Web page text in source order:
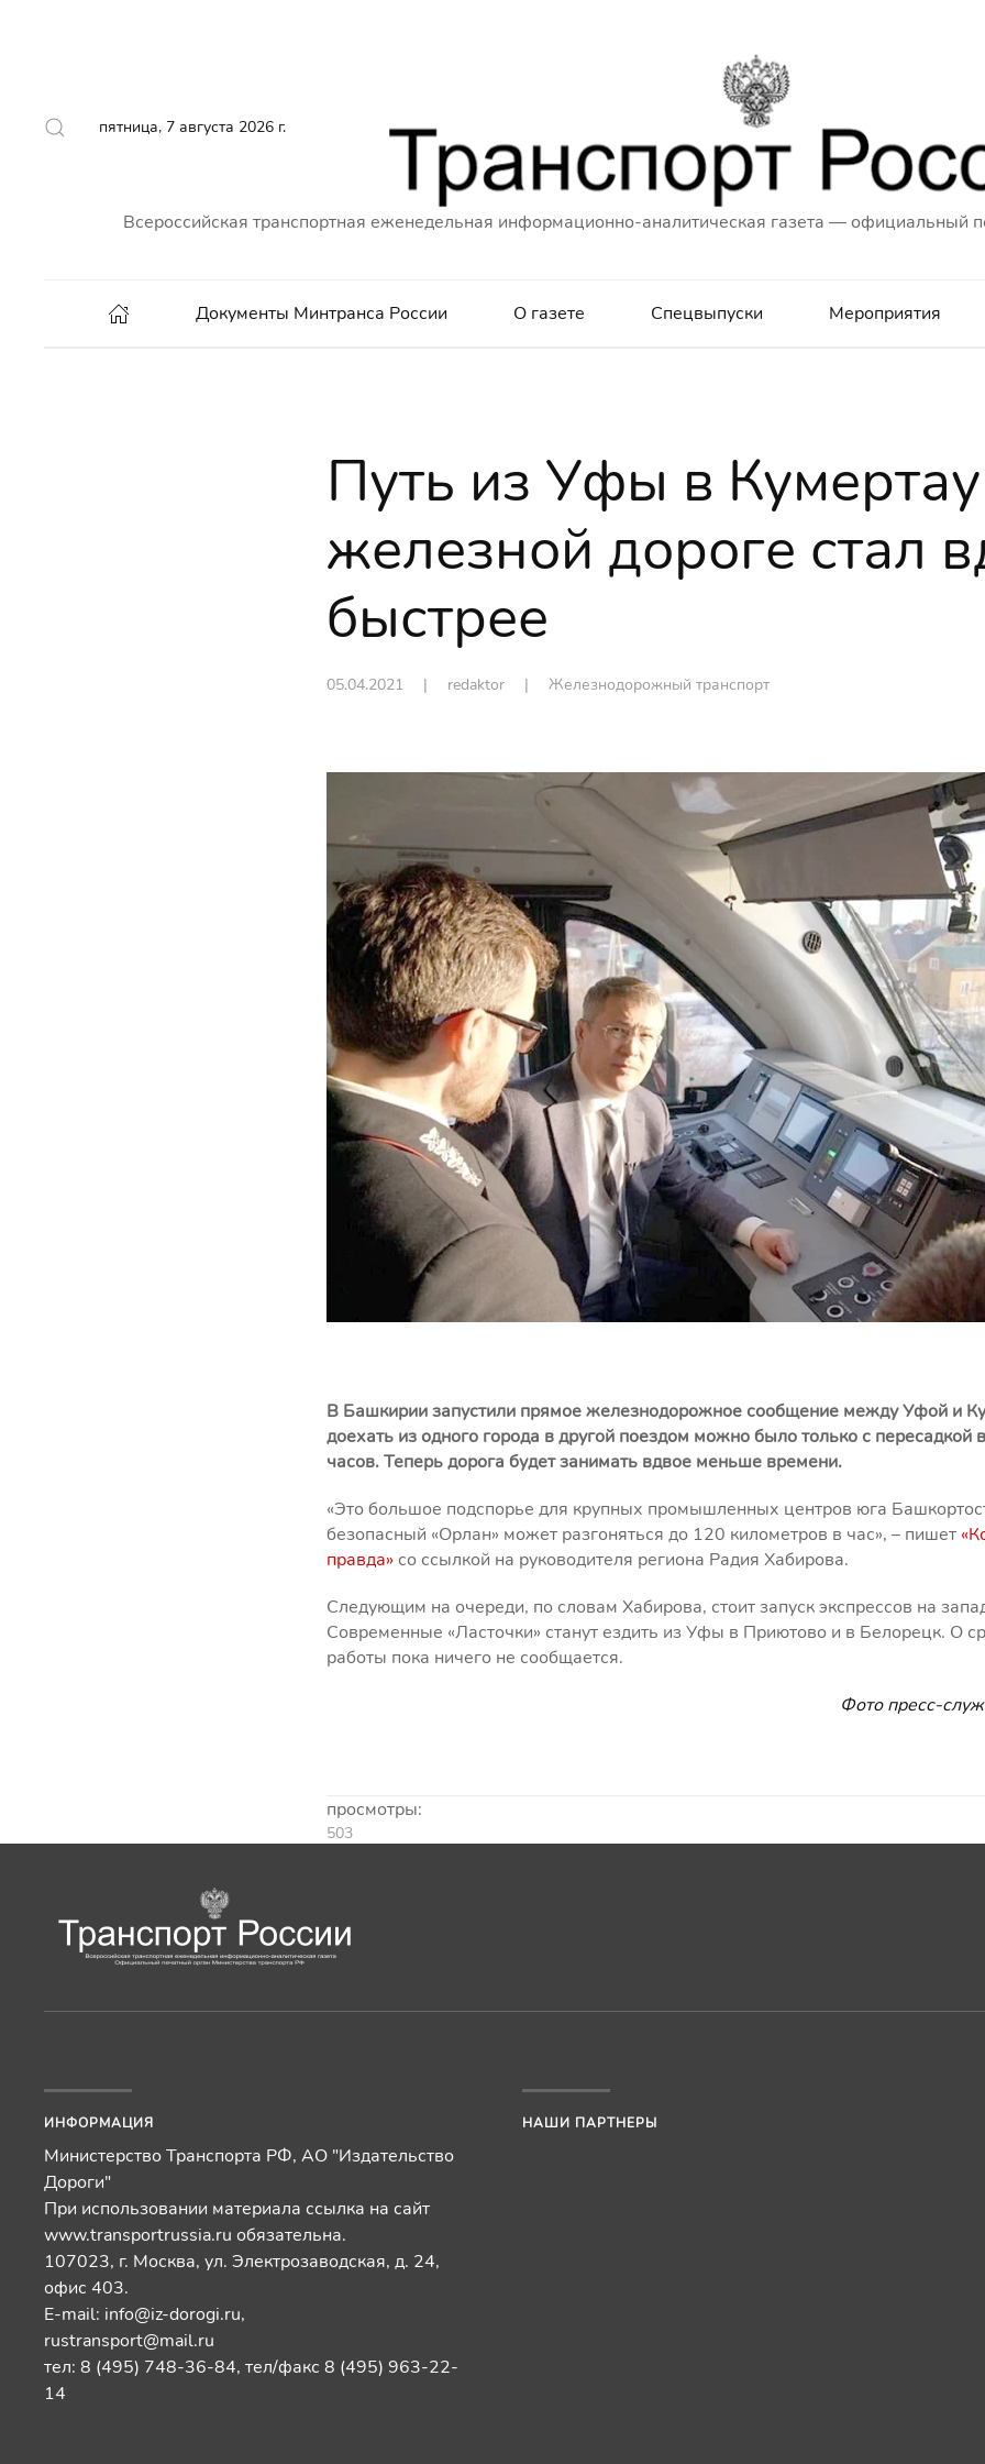
пятница, 7 августа 2026 г.
Всероссийская транспортная еженедельная информационно-аналитическая газета — официальный
Документы Минтранса России О газете Спецвыпуски Мероприятия
Путь из Уфы в
железной дороге стал
быстрее
05.04.2021 | redaktor | Железнодорожный транспорт
В Башкирии запустили прямое железнодорожное сообщение между Уфой и
доехать из одного города в другой поездом можно было только с пересадкой
часов. Теперь дорога будет занимать вдвое меньше времени.
«Это большое подспорье для крупных промышленных центров юга
безопасный «Орлан» может разгоняться до 120 километров в час», – пишет
правда» со ссылкой на руководителя региона Радия Хабирова.
Следующим на очереди, по словам Хабирова, стоит запуск экспрессов на
Современные «Ласточки» станут ездить из Уфы в Приютово и в Белорецк. О
работы пока ничего не сообщается.
Фото пресс-
просмотры:
503
ИНФОРМАЦИЯ
Министерство Транспорта РФ, АО "Издательство
Дороги"
При использовании материала ссылка на сайт
www.transportrussia.ru обязательна.
107023, г. Москва, ул. Электрозаводская, д. 24,
офис 403.
E-mail: info@iz-dorogi.ru,
rustransport@mail.ru
тел: 8 (495) 748-36-84, тел/факс 8 (495) 963-22-
14
НАШИ ПАРТНЕРЫ